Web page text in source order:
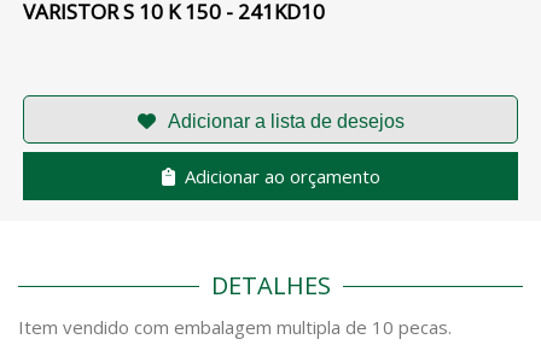
VARISTOR S 10 K 150 - 241KD10
Adicionar ao orçamento
DETALHES
Item vendido com embalagem multipla de 10 pecas.